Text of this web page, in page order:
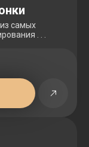
самых
. . .